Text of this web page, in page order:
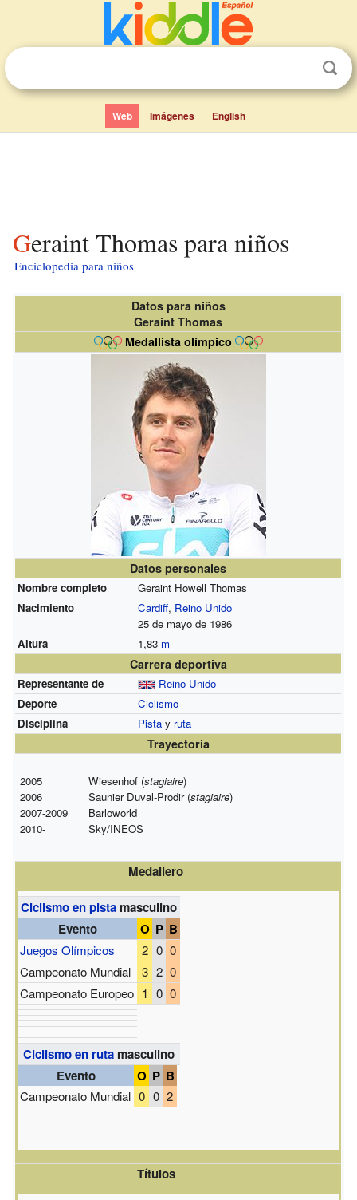
Web Imágenes English
Geraint Thomas para niños
Enciclopedia para niños
Datos para niños
Geraint Thomas
Medallista olímpico
Datos personales
Nombre completo
Geraint Howell Thomas
Nacimiento
Cardiff, Reino Unido
25 de mayo de 1986
Altura
1,83 m
Carrera deportiva
Representante de
Reino Unido
Deporte
Ciclismo
Disciplina
Pistay ruta
Trayectoria
2005
2006
2007-2009
2010-
Wiesenhof (stagiaire)
Saunier Duval-Prodir (stagiaire)
Barloworld
Sky/INEOS
Medallero
Ciclismo en pista masculino
Evento
O P B
Juegos Olímpicos 2 0 0
Campeonato Mundial
3 2 0
Campeonato Europeo 1 0 0
Ciclismo en ruta masculino
Evento
O P B
Campeonato Mundial 0 0 2
Títulos